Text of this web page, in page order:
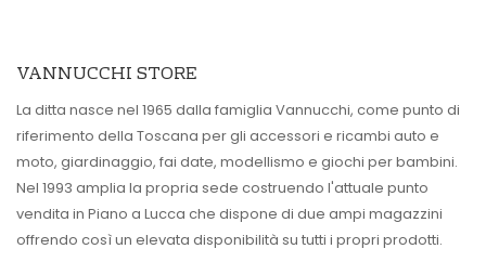
VANNUCCHI STORE
La ditta nasce nel 1965 dalla famiglia Vannucchi, come punto di
riferimento della Toscana per gli accessori e ricambi auto e
moto, giardinaggio, fai date, modellismo e giochi per bambini.
Nel 1993 amplia la propria sede costruendo l'attuale punto
vendita in Piano a Lucca che dispone di due ampi magazzini
offrendo così un elevata disponibilità su tutti i propri prodotti.